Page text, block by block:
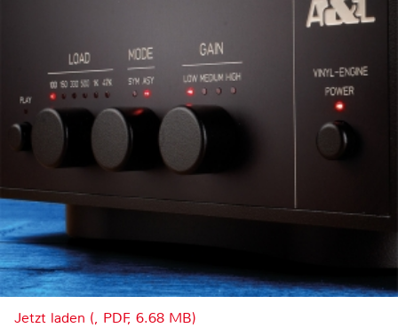
Jetzt laden (, PDF, 6.68 MB)